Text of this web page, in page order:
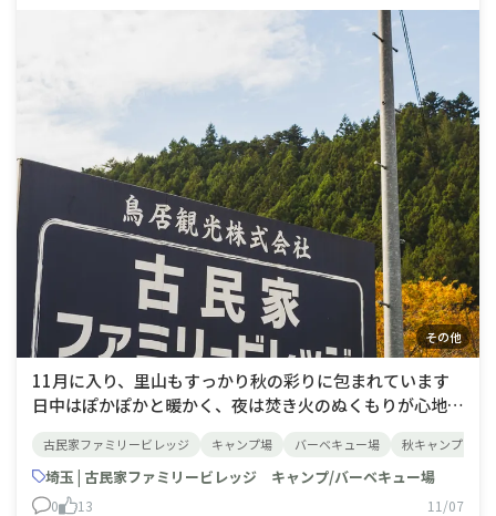
その他
11月に入り、里山もすっかり秋の彩りに包まれています
日中はぽかぽかと暖かく、夜は焚き火のぬくもりが心地よ
た時間を過ごしてみませんか？今週末は、BBQハウスや
バンガローなど、宿泊・日帰りともにまだ空きがございま
す。バンガローにご宿泊の方は、食事スペー
古民家ファミリービレッジ キャンプ場 バーベキュー場 秋キャンプ
埼玉 | 古民家ファミリービレッジ キャンプ/バーベキュー場
0 13 11/07